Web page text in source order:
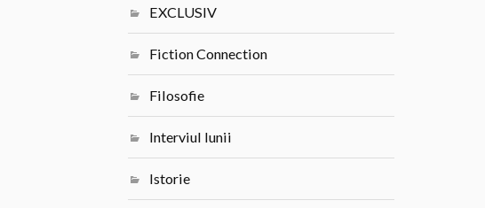
EXCLUSIV
Fiction Connection
Filosofie
Interviul lunii
Istorie